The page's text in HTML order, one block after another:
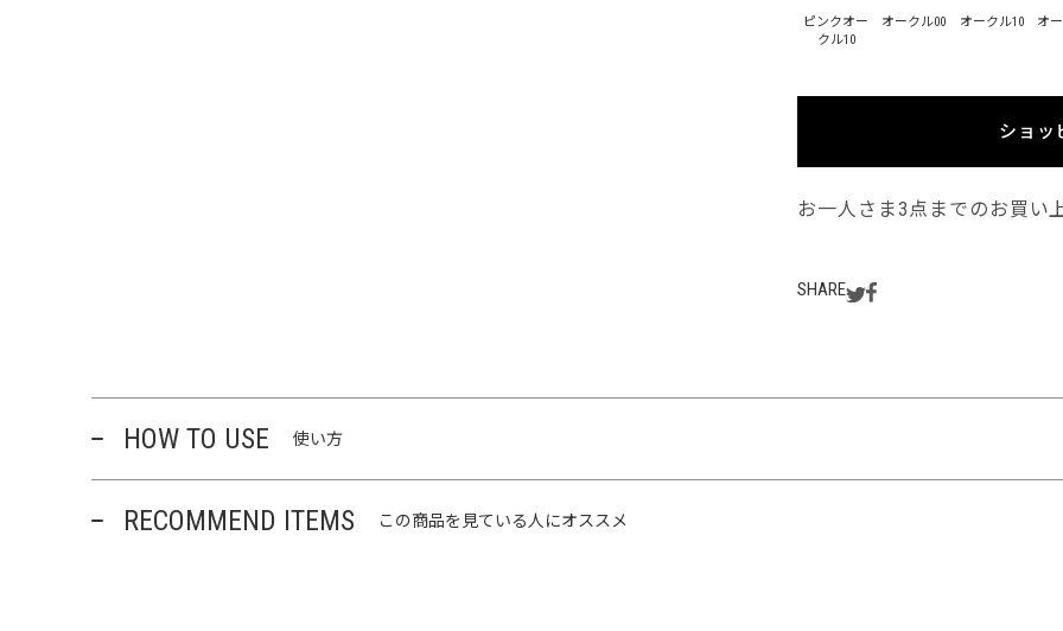
ピンクオー
クル10
オークル00 オークル10 オ
ショッ
お一人さま3点までのお買い
SHARE
HOW TO USE 使い方
RECOMMEND ITEMS この商品を見ている人にオススメ